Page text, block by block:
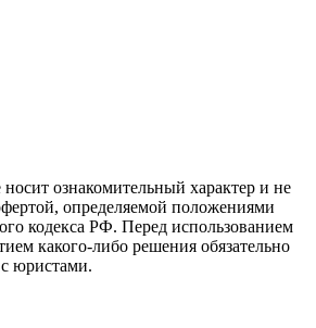
ознакомительный характер и не
определяемой положениями
кодекса РФ. Перед использованием
какого-либо решения обязательно
с юристами.